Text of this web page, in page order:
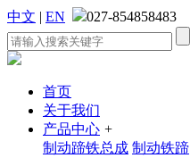
中文 | EN 027-854858483
首页
关于我们
产品中心 +
制动蹄铁总成 制动铁蹄